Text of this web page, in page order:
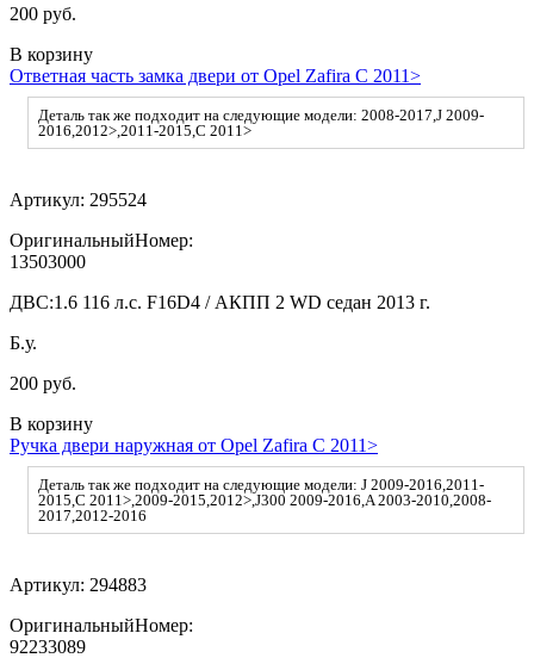
200 руб.
В корзину
Ответная часть замка двери от Opel Zafira C 2011>
Деталь так же подходит на следующие модели: 2008-2017,J 2009-
2016,2012>,2011-2015,C 2011>
Артикул: 295524
ОригинальныйНомер:
13503000
ДВС:1.6 116 л.с. F16D4 / АКПП 2 WD седан 2013 г.
Б.у.
200 руб.
В корзину
Ручка двери наружная от Opel Zafira C 2011>
Деталь так же подходит на следующие модели: J 2009-2016,2011-
2015,C 2011>,2009-2015,2012>,J300 2009-2016,A 2003-2010,2008-
2017,2012-2016
Артикул: 294883
ОригинальныйНомер:
92233089